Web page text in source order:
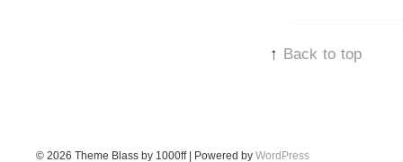
↑ Back to top
© 2026 Theme Blass by 1000ff | Powered by WordPress